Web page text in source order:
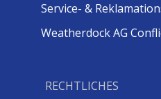
Service- &
Weatherdock AG
RECHTLICHES